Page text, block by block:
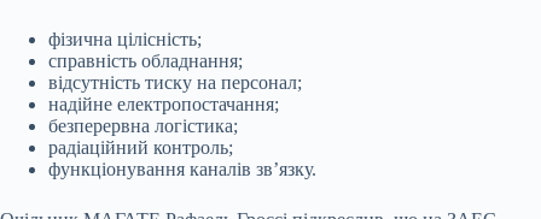
фізична цілісність;
справність обладнання;
відсутність тиску на персонал;
надійне електропостачання;
безперервна логістика;
радіаційний контроль;
функціонування каналів зв’язку.